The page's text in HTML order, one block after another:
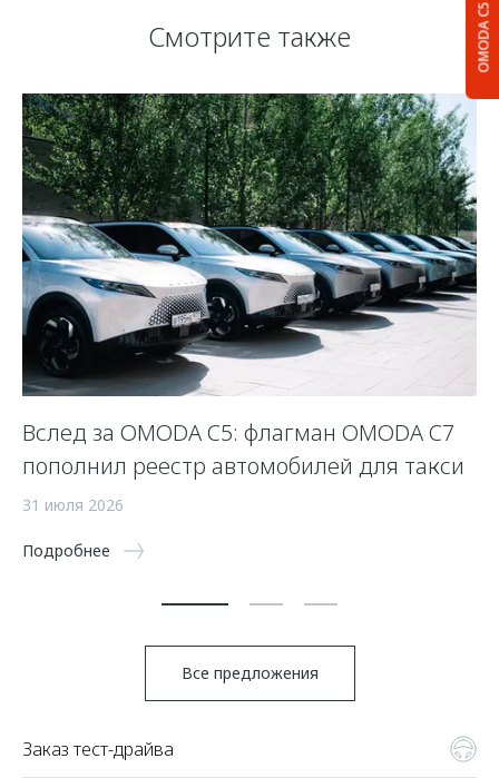
OMODA C5
Смотрите также
Вслед за OMODA C5: флагман OMODA C7
пополнил реестр автомобилей для такси
31 июля 2026
Подробнее
Все предложения
Заказ тест-драйва